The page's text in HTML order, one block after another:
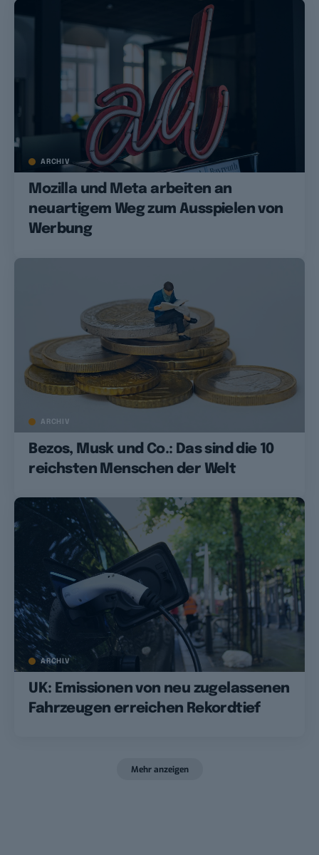
ARCHIV
Mozilla und Meta arbeiten an
neuartigem Weg zum Ausspielen von
Werbung
ARCHIV
Bezos, Musk und Co.: Das sind die 10
reichsten Menschen der Welt
ARCHIV
UK: Emissionen von neu zugelassenen
Fahrzeugen erreichen Rekordtief
Mehr anzeigen